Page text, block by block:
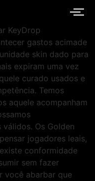
KeyDrop
gastos acimade
skin dado para
expiram uma vez
curado usados e
Temos
aquele acompanham
válidos. Os Golden
jogadores leais,
conformidade
sem fazer
você abarbar que